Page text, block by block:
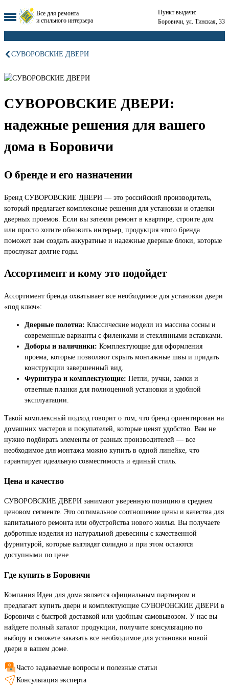
Все для ремонта
и стильного интерьера
Пункт выдачи:
Боровичи, ул. Тинская, 33
СУВОРОВСКИЕ ДВЕРИ
СУВОРОВСКИЕ ДВЕРИ:
надежные решения для вашего
дома в Боровичи
О бренде и его назначении
Бренд СУВОРОВСКИЕ ДВЕРИ — это российский производитель,
который предлагает комплексные решения для установки и отделки
дверных проемов. Если вы затеяли ремонт в квартире, строите дом
или просто хотите обновить интерьер, продукция этого бренда
поможет вам создать аккуратные и надежные дверные блоки, которые
прослужат долгие годы.
Ассортимент и кому это подойдет
Ассортимент бренда охватывает все необходимое для установки двери
«под ключ»:
Дверные полотна: Классические модели из массива сосны и
современные варианты с филенками и стеклянными вставками.
Доборы и наличники: Комплектующие для оформления
проема, которые позволяют скрыть монтажные швы и придать
конструкции завершенный вид.
Фурнитура и комплектующие: Петли, ручки, замки и
ответные планки для полноценной установки и удобной
эксплуатации.
Такой комплексный подход говорит о том, что бренд ориентирован на
домашних мастеров и покупателей, которые ценят удобство. Вам не
нужно подбирать элементы от разных производителей — все
необходимое для монтажа можно купить в одной линейке, что
гарантирует идеальную совместимость и единый стиль.
Цена и качество
СУВОРОВСКИЕ ДВЕРИ занимают уверенную позицию в среднем
ценовом сегменте. Это оптимальное соотношение цены и качества для
капитального ремонта или обустройства нового жилья. Вы получаете
добротные изделия из натуральной древесины с качественной
фурнитурой, которые выглядят солидно и при этом остаются
доступными по цене.
Где купить в Боровичи
Компания Идеи для дома является официальным партнером и
предлагает купить двери и комплектующие СУВОРОВСКИЕ ДВЕРИ в
Боровичи с быстрой доставкой или удобным самовывозом. У нас вы
найдете полный каталог продукции, получите консультацию по
выбору и сможете заказать все необходимое для установки новой
двери в вашем доме.
Часто задаваемые вопросы и полезные статьи
Консультация эксперта